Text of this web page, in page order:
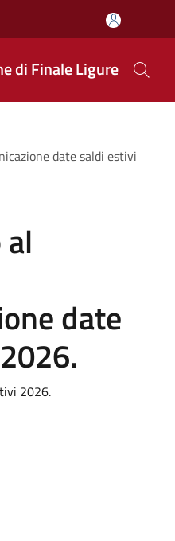
di Finale Ligure
date saldi estivi
date
2026.